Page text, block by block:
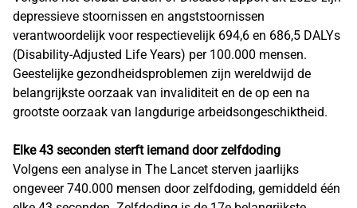
depressieve stoornissen en angststoornissen
verantwoordelijk voor respectievelijk 694,6 en 686,5 DALYs
(Disability-Adjusted Life Years) per 100.000 mensen.
Geestelijke gezondheidsproblemen zijn wereldwijd de
belangrijkste oorzaak van invaliditeit en de op een na
grootste oorzaak van langdurige arbeidsongeschiktheid.
Elke 43 seconden sterft iemand door zelfdoding
Volgens een analyse in The Lancet sterven jaarlijks
ongeveer 740.000 mensen door zelfdoding, gemiddeld één